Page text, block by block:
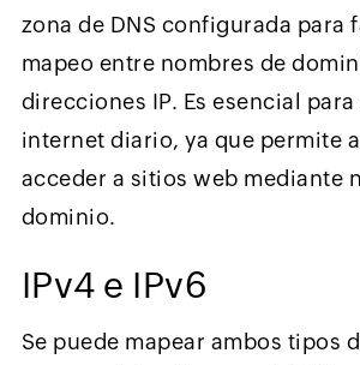
zona de DNS configurada para
mapeo entre nombres de
direcciones IP. Es esencial para
internet diario, ya que permite
acceder a sitios web mediante
dominio.
IPv4 e IPv6
Se puede mapear ambos tipos